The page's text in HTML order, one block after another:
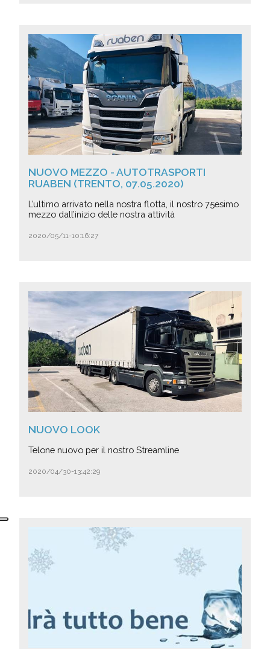
NUOVO MEZZO - AUTOTRASPORTI
RUABEN (TRENTO, 07.05.2020)
L’ultimo arrivato nella nostra flotta, il nostro 75esimo
mezzo dall’inizio delle nostra attività
2020/05/11-10:16:27
NUOVO LOOK
Telone nuovo per il nostro Streamline
2020/04/30-13:42:29